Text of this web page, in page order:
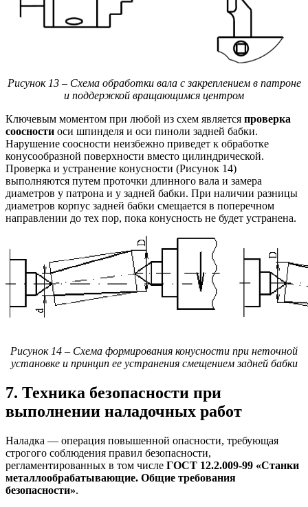
Рисунок 13 – Схема обработки вала с закреплением в патроне
и поддержкой вращающимся центром
Ключевым моментом при любой из схем является проверка
соосности оси шпинделя и оси пиноли задней бабки.
Нарушение соосности неизбежно приведет к обработке
конусообразной поверхности вместо цилиндрической.
Проверка и устранение конусности (Рисунок 14)
выполняются путем проточки длинного вала и замера
диаметров у патрона и у задней бабки. При наличии разницы
диаметров корпус задней бабки смещается в поперечном
направлении до тех пор, пока конусность не будет устранена.
Рисунок 14 – Схема формирования конусности при неточной
установке и принцип ее устранения смещением задней бабки
7. Техника безопасности при
выполнении наладочных работ
Наладка — операция повышенной опасности, требующая
строгого соблюдения правил безопасности,
регламентированных в том числе ГОСТ 12.2.009-99 «Станки
металлообрабатывающие. Общие требования
безопасности».